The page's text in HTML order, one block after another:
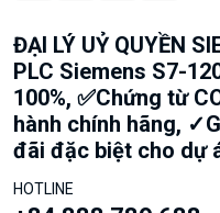
ĐẠI LÝ UỶ QUYỀN
PLC Siemens S7-
100%, ✅Chứng từ
hành chính hãng,
đãi đặc biệt cho dự
HOTLINE